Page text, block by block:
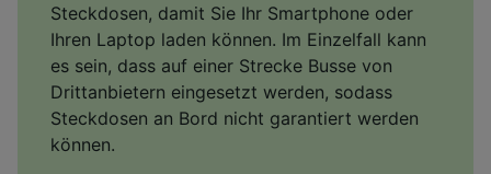
Steckdosen, damit Sie Ihr Smartphone oder
Ihren Laptop laden können. Im Einzelfall kann
es sein, dass auf einer Strecke Busse von
Drittanbietern eingesetzt werden, sodass
Steckdosen an Bord nicht garantiert werden
können.